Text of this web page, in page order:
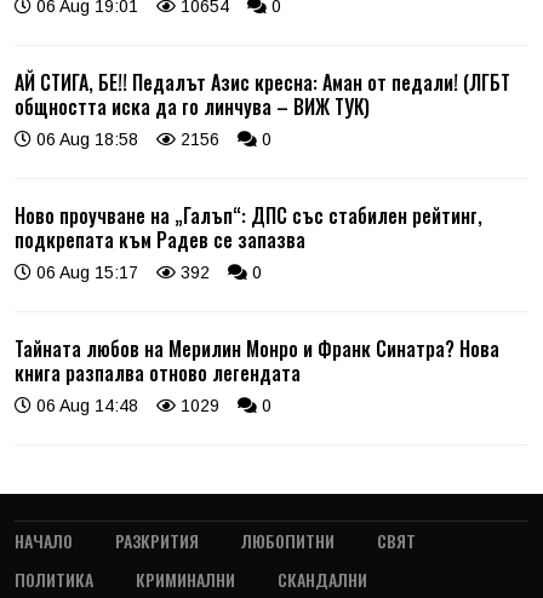
06 Aug 19:01 10654 0
АЙ СТИГА, БЕ!! Педалът Азис кресна: Аман от педали! (ЛГБТ
общността иска да го линчува – ВИЖ ТУК)
06 Aug 18:58 2156 0
Ново проучване на „Галъп“: ДПС със стабилен рейтинг,
подкрепата към Радев се запазва
06 Aug 15:17 392 0
Тайната любов на Мерилин Монро и Франк Синатра? Нова
книга разпалва отново легендата
06 Aug 14:48 1029 0
НАЧАЛО РАЗКРИТИЯ ЛЮБОПИТНИ
СВЯТ
ПОЛИТИКА
КРИМИНАЛНИ
СКАНДАЛНИ